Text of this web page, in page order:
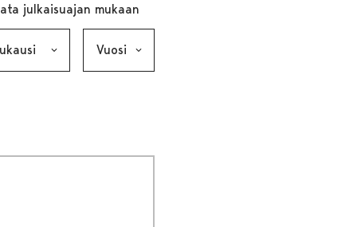
julkaisuajan mukaan